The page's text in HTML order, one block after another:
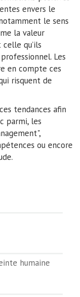
envers le
le sens
la valeur
qu’ils
Les
en compte ces
risquent de
tendances afin
parmi, les
ou encore
humaine